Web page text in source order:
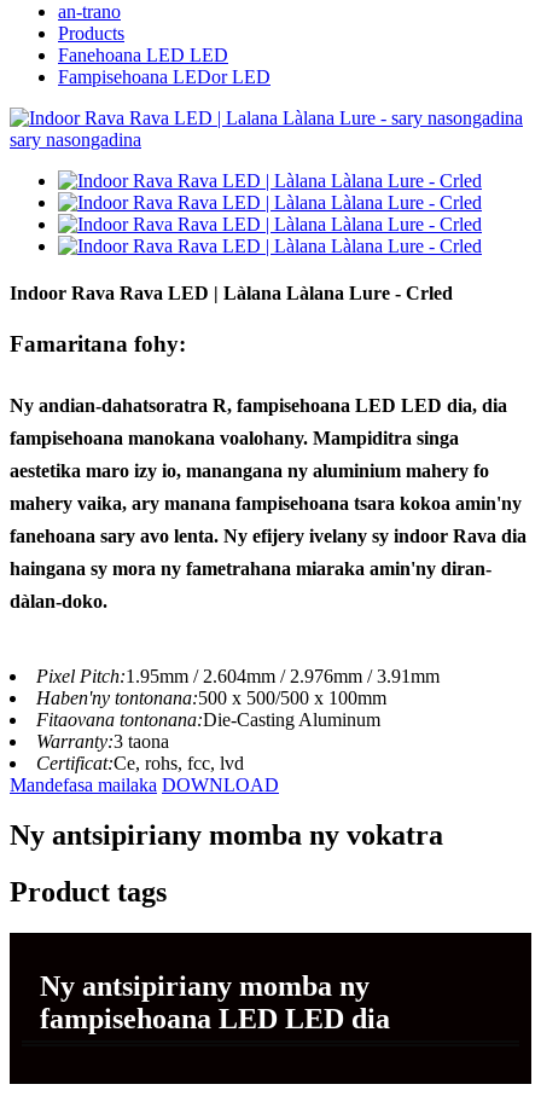
an-trano
Products
Fanehoana LED LED
Fampisehoana LEDor LED
Indoor Rava Rava LED | Làlana Làlana Lure - Crled
Famaritana fohy:
Ny andian-dahatsoratra R, fampisehoana LED LED dia, dia
fampisehoana manokana voalohany. Mampiditra singa
aestetika maro izy io, manangana ny aluminium mahery fo
mahery vaika, ary manana fampisehoana tsara kokoa amin'ny
fanehoana sary avo lenta. Ny efijery ivelany sy indoor Rava dia
haingana sy mora ny fametrahana miaraka amin'ny diran-
dàlan-doko.
Pixel Pitch:1.95mm / 2.604mm / 2.976mm / 3.91mm
Haben'ny tontonana:500 x 500/500 x 100mm
Fitaovana tontonana:Die-Casting Aluminum
Warranty:3 taona
Certificat:Ce, rohs, fcc, lvd
Mandefasa mailaka DOWNLOAD
Ny antsipiriany momba ny vokatra
Product tags
Ny antsipiriany momba ny
fampisehoana LED LED dia